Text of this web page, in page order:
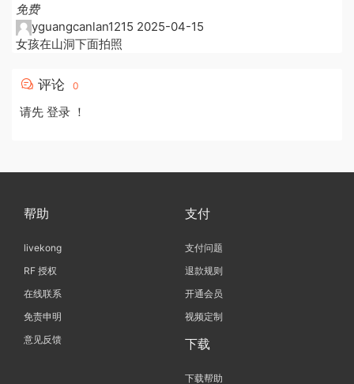
免费
yguangcanlan1215 2025-04-15
女孩在山洞下面拍照
评论 0
请先 登录 ！
帮助
livekong
RF 授权
在线联系
免责申明
意见反馈
支付
支付问题
退款规则
开通会员
视频定制
下载
下载帮助